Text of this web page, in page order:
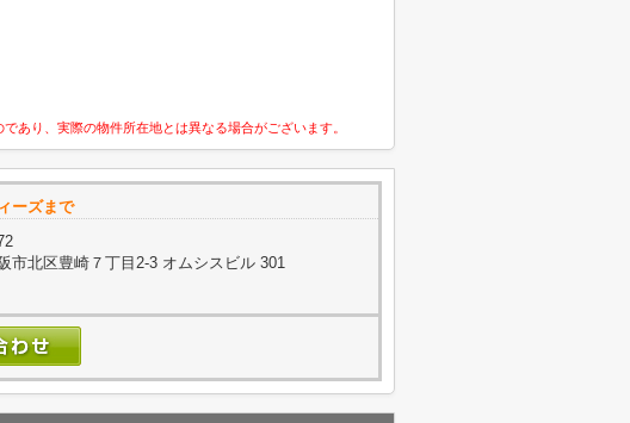
あり、実際の物件所在地とは異なる場合がございます。
ーズまで
市北区豊崎７丁目2-3 オムシスビル 301